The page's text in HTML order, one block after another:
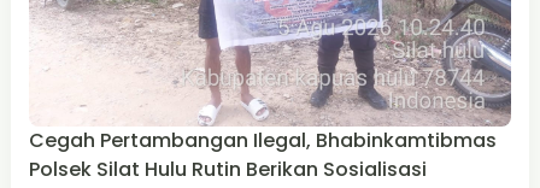
Cegah Pertambangan Ilegal, Bhabinkamtibmas
Polsek Silat Hulu Rutin Berikan Sosialisasi